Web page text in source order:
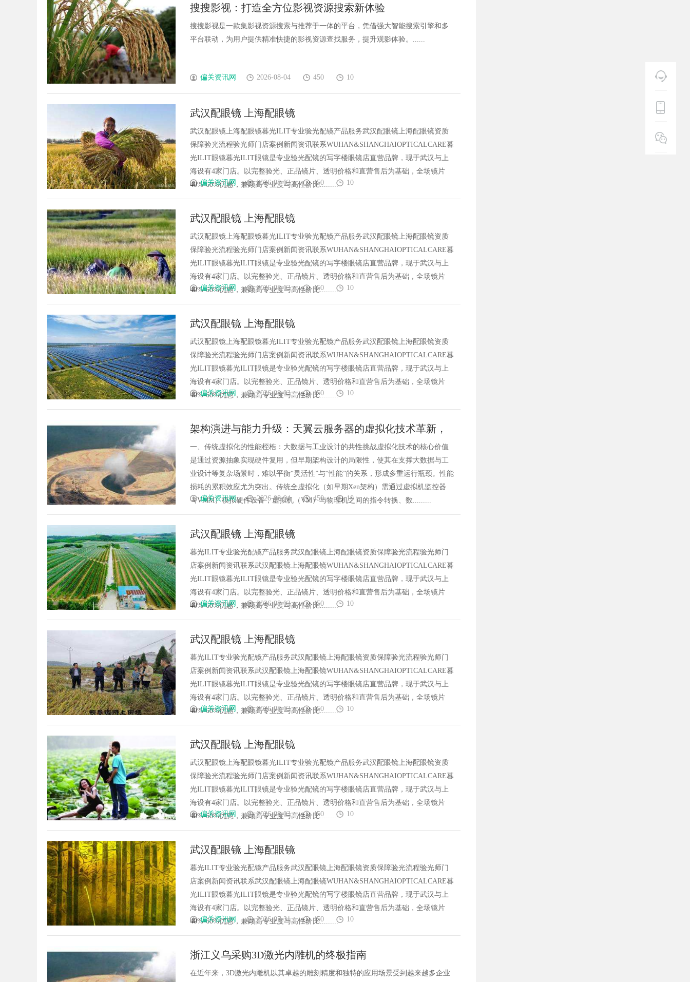
搜搜影视：打造全方位影视资源搜索新体验
搜搜影视是一款集影视资源搜索与推荐于一体的平台，凭借强大智能搜索引擎和多
平台联动，为用户提供精准快捷的影视资源查找服务，提升观影体验。......
偏关资讯网 2026-08-04 450 10
武汉配眼镜 上海配眼镜
武汉配眼镜上海配眼镜暮光ILIT专业验光配镜产品服务武汉配眼镜上海配眼镜资质
保障验光流程验光师门店案例新闻资讯联系WUHAN&SHANGHAIOPTICALCARE暮
光ILIT眼镜暮光ILIT眼镜是专业验光配镜的写字楼眼镜店直营品牌，现于武汉与上
海设有4家门店。以完整验光、正品镜片、透明价格和直营售后为基础，全场镜片
40%-60%优惠，兼顾高专业度与高性价比.........
偏关资讯网 2026-08-03 450 10
武汉配眼镜 上海配眼镜
武汉配眼镜上海配眼镜暮光ILIT专业验光配镜产品服务武汉配眼镜上海配眼镜资质
保障验光流程验光师门店案例新闻资讯联系WUHAN&SHANGHAIOPTICALCARE暮
光ILIT眼镜暮光ILIT眼镜是专业验光配镜的写字楼眼镜店直营品牌，现于武汉与上
海设有4家门店。以完整验光、正品镜片、透明价格和直营售后为基础，全场镜片
40%-60%优惠，兼顾高专业度与高性价比.........
偏关资讯网 2026-08-03 450 10
武汉配眼镜 上海配眼镜
武汉配眼镜上海配眼镜暮光ILIT专业验光配镜产品服务武汉配眼镜上海配眼镜资质
保障验光流程验光师门店案例新闻资讯联系WUHAN&SHANGHAIOPTICALCARE暮
光ILIT眼镜暮光ILIT眼镜是专业验光配镜的写字楼眼镜店直营品牌，现于武汉与上
海设有4家门店。以完整验光、正品镜片、透明价格和直营售后为基础，全场镜片
40%-60%优惠，兼顾高专业度与高性价比.........
偏关资讯网 2026-08-03 450 10
架构演进与能力升级：天翼云服务器的虚拟化技术革新，
赋能大数据与工业设计高效运行
一、传统虚拟化的性能桎梏：大数据与工业设计的共性挑战虚拟化技术的核心价值
是通过资源抽象实现硬件复用，但早期架构设计的局限性，使其在支撑大数据与工
业设计等复杂场景时，难以平衡“灵活性”与“性能”的关系，形成多重运行瓶颈。性能
损耗的累积效应尤为突出。传统全虚拟化（如早期Xen架构）需通过虚拟机监控器
（VMM）模拟硬件设备，虚拟机（VM）与物理机之间的指令转换、数.........
偏关资讯网 2026-08-04 450 10
武汉配眼镜 上海配眼镜
暮光ILIT专业验光配镜产品服务武汉配眼镜上海配眼镜资质保障验光流程验光师门
店案例新闻资讯联系武汉配眼镜上海配眼镜WUHAN&SHANGHAIOPTICALCARE暮
光ILIT眼镜暮光ILIT眼镜是专业验光配镜的写字楼眼镜店直营品牌，现于武汉与上
海设有4家门店。以完整验光、正品镜片、透明价格和直营售后为基础，全场镜片
40%-60%优惠，兼顾高专业度与高性价比.........
偏关资讯网 2026-08-03 450 10
武汉配眼镜 上海配眼镜
暮光ILIT专业验光配镜产品服务武汉配眼镜上海配眼镜资质保障验光流程验光师门
店案例新闻资讯联系武汉配眼镜上海配眼镜WUHAN&SHANGHAIOPTICALCARE暮
光ILIT眼镜暮光ILIT眼镜是专业验光配镜的写字楼眼镜店直营品牌，现于武汉与上
海设有4家门店。以完整验光、正品镜片、透明价格和直营售后为基础，全场镜片
40%-60%优惠，兼顾高专业度与高性价比.........
偏关资讯网 2026-08-03 450 10
武汉配眼镜 上海配眼镜
武汉配眼镜上海配眼镜暮光ILIT专业验光配镜产品服务武汉配眼镜上海配眼镜资质
保障验光流程验光师门店案例新闻资讯联系WUHAN&SHANGHAIOPTICALCARE暮
光ILIT眼镜暮光ILIT眼镜是专业验光配镜的写字楼眼镜店直营品牌，现于武汉与上
海设有4家门店。以完整验光、正品镜片、透明价格和直营售后为基础，全场镜片
40%-60%优惠，兼顾高专业度与高性价比.........
偏关资讯网 2026-08-03 450 10
武汉配眼镜 上海配眼镜
暮光ILIT专业验光配镜产品服务武汉配眼镜上海配眼镜资质保障验光流程验光师门
店案例新闻资讯联系武汉配眼镜上海配眼镜WUHAN&SHANGHAIOPTICALCARE暮
光ILIT眼镜暮光ILIT眼镜是专业验光配镜的写字楼眼镜店直营品牌，现于武汉与上
海设有4家门店。以完整验光、正品镜片、透明价格和直营售后为基础，全场镜片
40%-60%优惠，兼顾高专业度与高性价比.........
偏关资讯网 2026-07-31 450 10
浙江义乌采购3D激光内雕机的终极指南
在近年来，3D激光内雕机以其卓越的雕刻精度和独特的应用场景受到越来越多企业